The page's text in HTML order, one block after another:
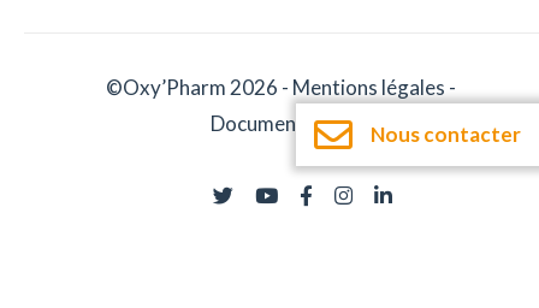
©Oxy’Pharm 2026 - Mentions légales -
Documentation
Nous contacter